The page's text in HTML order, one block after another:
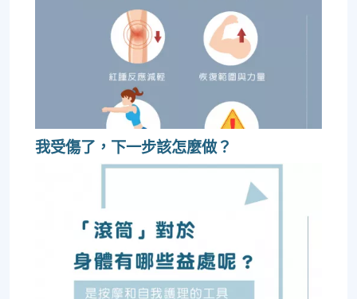
我受傷了，下一步該怎麼做？